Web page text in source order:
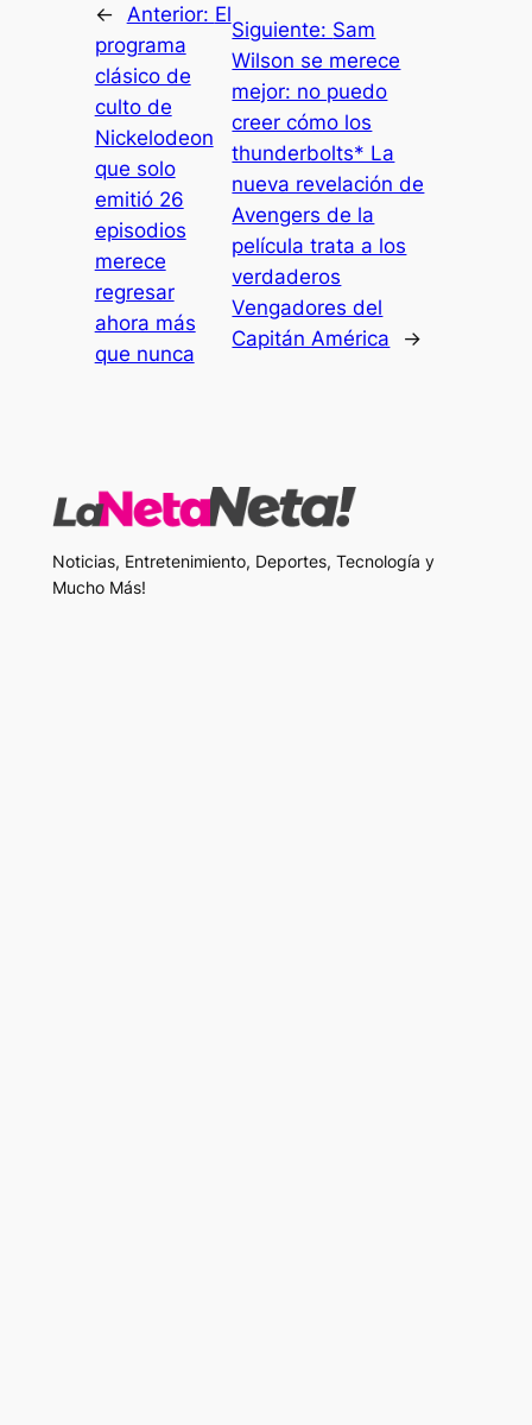
← Anterior: El
programa
clásico de
culto de
Nickelodeon
que solo
emitió 26
episodios
merece
regresar
ahora más
que nunca
Siguiente: Sam
Wilson se merece
mejor: no puedo
creer cómo los
thunderbolts* La
nueva revelación de
Avengers de la
película trata a los
verdaderos
Vengadores del
Capitán América
→
Noticias, Entretenimiento, Deportes, Tecnología y
Mucho Más!